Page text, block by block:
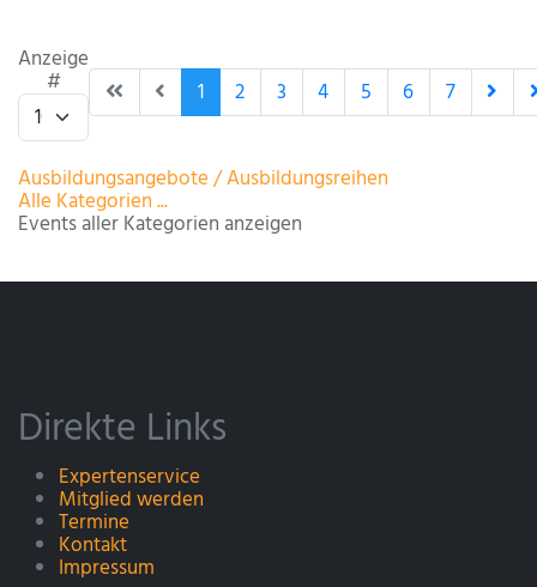
Limite der Paginierungsliste
Anzeige
# 1 2 3 4 5 6 7
Ausbildungsangebote / Ausbildungsreihen
Alle Kategorien ...
Events aller Kategorien anzeigen
Direkte Links
Expertenservice
Mitglied werden
Termine
Kontakt
Impressum